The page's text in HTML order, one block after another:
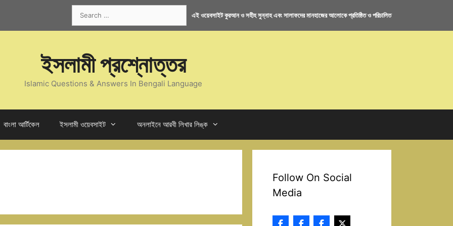
for:
এই ওয়েবসাইট কুরআন ও সহীহ সুন্নাহ এবং সালাফদের মানহাজের আলোকে প্রতিষ্ঠিত ও পরিচালিত
ইসলামী প্রশ্নোত্তর
Islamic Questions & Answers In Bengali Language
বাংলা আর্টিকেল ইসলামী ওয়েবসাইট অনলাইনে আরবী লিখার লিঙ্ক
Follow On Social
Media